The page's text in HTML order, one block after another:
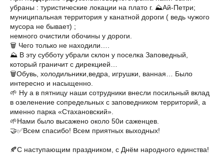
убраны : туристические локации на плато г. ⛰️Ай-Петри;
муниципальная территория у канатной дороги ( ведь чужого
мусора не бывает) ;
немного очистили обочины у дороги.
🗑️ Чего только не находили….
⛰️ В эту субботу убрали склон у поселка Заповедный,
который граничит с дирекцией…
🗑️Обувь, холодильники,ведра, игрушки, ванная… Было
интересно и насыщенно.
🌱 Ну а в пятницу наши сотрудники внесли посильный вклад
в озеленение сопредельных с заповедником территорий, а
именно парка «Стахановский».
🌱Нами было высажено около 50и саженцев.
🤝✅Всем спасибо! Всем приятных выходных!
🍂С наступающим праздником, с Днём народного единства!